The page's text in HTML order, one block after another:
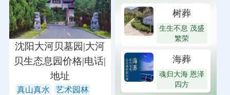
沈阳大河贝墓园|大河
贝生态息园价格|电话|
地址
真山真水
艺术园林
树葬
生生不息 茂盛
繁荣
海葬
魂归大海 恩泽
四方